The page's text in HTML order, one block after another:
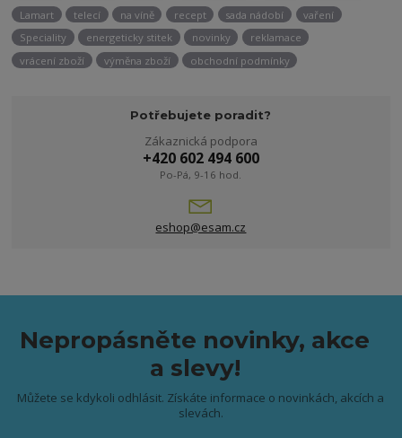
Lamart
telecí na víně recept sada nádobí
vaření
Speciality
energeticky stitek novinky
reklamace
vrácení zboží
výměna zboží obchodní podmínky
Potřebujete poradit?
Zákaznická podpora
+420 602 494 600
Po-Pá, 9-16 hod.
eshop@esam.cz
Nepropásněte novinky, akce
a slevy!
Můžete se kdykoli odhlásit. Získáte informace o novinkách, akcích a
slevách.